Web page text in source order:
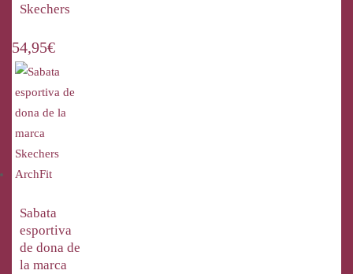
Skechers
54,95€
Sabata
esportiva
de dona de
la marca